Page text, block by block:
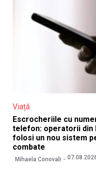
Viață
Escrocheriile cu
telefon: operatorii din
folosi un nou sistem
combate
Mihaela Conovali